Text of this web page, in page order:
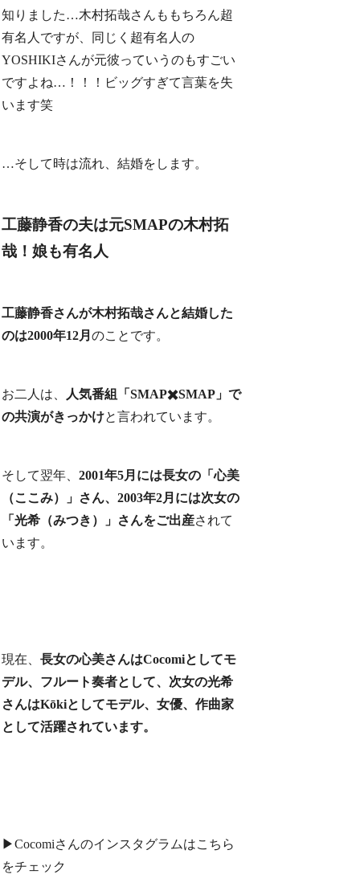
知りました…木村拓哉さんももちろん超
有名人ですが、同じく超有名人の
YOSHIKIさんが元彼っていうのもすごい
ですよね…！！！ビッグすぎて言葉を失
います笑
…そして時は流れ、結婚をします。
工藤静香の夫は元SMAPの木村拓
哉！娘も有名人
工藤静香さんが木村拓哉さんと結婚した
のは2000年12月のことです。
お二人は、
人気番組「SMAP✖️SMAP」で
の共演がきっかけと言われています。
そして翌年、2001年5月には長女の「心美
（ここみ）」さん、2003年2月には次女の
「光希（みつき）」さんをご出産されて
います。
現在、長女の心美さんはCocomiとしてモ
デル、フルート奏者として、次女の光希
さんはKōkiとしてモデル、女優、作曲家
として活躍されています。
▶︎Cocomiさんのインスタグラムはこちら
をチェック